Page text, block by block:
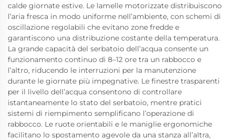
calde giornate estive. Le lamelle motorizzate distribuiscono
l’aria fresca in modo uniforme nell’ambiente, con schemi di
oscillazione regolabili che evitano zone fredde e
garantiscono una distribuzione costante della temperatura.
La grande capacità del serbatoio dell’acqua consente un
funzionamento continuo di 8–12 ore tra un rabbocco e
l’altro, riducendo le interruzioni per la manutenzione
durante le giornate più impegnative. Le finestre trasparenti
per il livello dell’acqua consentono di controllare
istantaneamente lo stato del serbatoio, mentre pratici
sistemi di riempimento semplificano l’operazione di
rabbocco. Le ruote orientabili e le maniglie ergonomiche
facilitano lo spostamento agevole da una stanza all’altra,